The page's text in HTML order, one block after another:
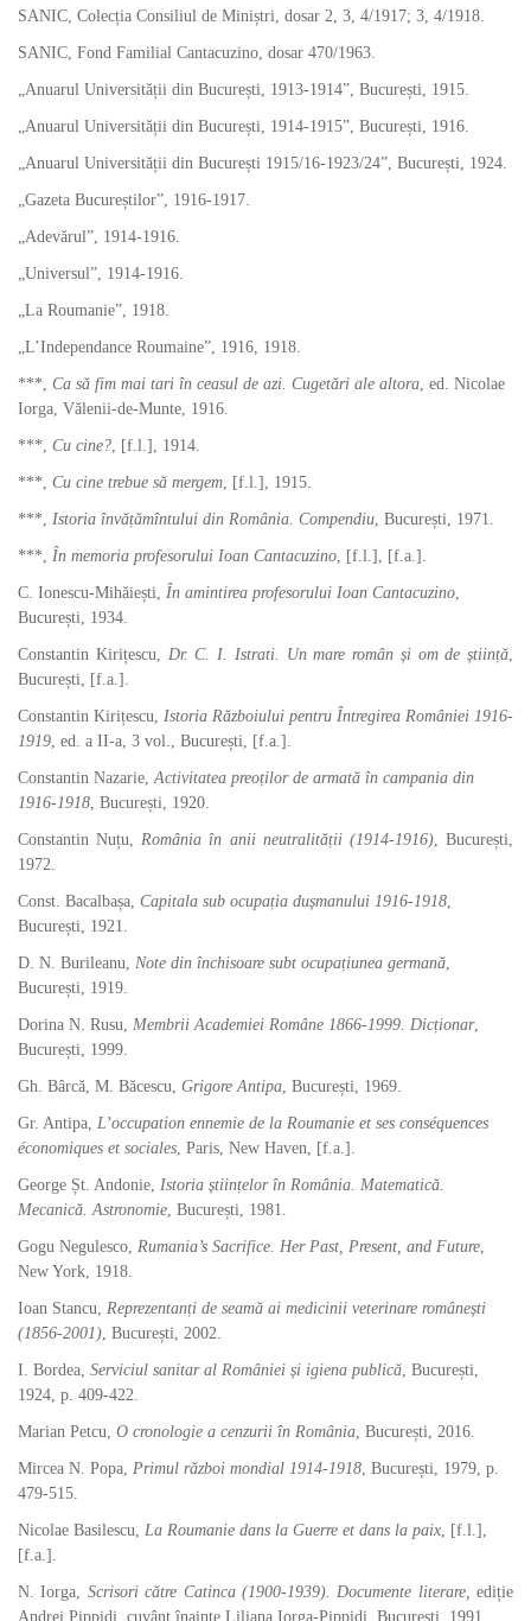
SANIC, Colecția Consiliul de Miniștri, dosar 2, 3, 4/1917; 3, 4/1918.
SANIC, Fond Familial Cantacuzino, dosar 470/1963.
„Anuarul Universității din București, 1913-1914”, București, 1915.
„Anuarul Universității din București, 1914-1915”, București, 1916.
„Anuarul Universității din București 1915/16-1923/24”, București, 1924.
„Gazeta Bucureștilor”, 1916-1917.
„Adevărul”, 1914-1916.
„Universul”, 1914-1916.
„La Roumanie”, 1918.
„L’Independance Roumaine”, 1916, 1918.
***, Ca să fim mai tari în ceasul de azi. Cugetări ale altora, ed. Nicolae
Iorga, Vălenii-de-Munte, 1916.
***, Cu cine?, [f.l.], 1914.
***, Cu cine trebue să mergem, [f.l.], 1915.
***, Istoria învățămîntului din România. Compendiu, București, 1971.
***, În memoria profesorului Ioan Cantacuzino, [f.l.], [f.a.].
C. Ionescu-Mihăiești, În amintirea profesorului Ioan Cantacuzino,
București, 1934.
Constantin Kirițescu, Dr. C. I. Istrati. Un mare român și om de știință,
București, [f.a.].
Constantin Kirițescu, Istoria Războiului pentru Întregirea României 1916-
1919, ed. a II-a, 3 vol., București, [f.a.].
Constantin Nazarie,Activitatea preoților de armată în campania din
1916-1918, București, 1920.
Constantin Nuțu,România în anii neutralității (1914-1916), București,
1972.
Const. Bacalbașa, Capitala sub ocupația dușmanului 1916-1918,
București, 1921.
D. N. Burileanu, Note din închisoare subt ocupațiunea germană,
București, 1919.
Dorina N. Rusu, Membrii Academiei Române 1866-1999. Dicționar,
București, 1999.
Gh. Bârcă, M. Băcescu, Grigore Antipa, București, 1969.
Gr. Antipa, L’occupation ennemie de la Roumanie et ses conséquences
économiques et sociales, Paris, New Haven, [f.a.].
George Șt. Andonie, Istoria științelor în România. Matematică.
Mecanică. Astronomie, București, 1981.
Gogu Negulesco, Rumania’s Sacrifice. Her Past, Present, and Future,
New York, 1918.
Ioan Stancu, Reprezentanți de seamă ai medicinii veterinare românești
(1856-2001), București, 2002.
I. Bordea, Serviciul sanitar al României și igiena publică, București,
1924, p. 409-422.
Marian Petcu, O cronologie a cenzurii în România, București, 2016.
Mircea N. Popa, Primul război mondial 1914-1918, București, 1979, p.
479-515.
Nicolae Basilescu, La Roumanie dans la Guerre et dans la paix, [f.l.],
[f.a.].
N. Iorga, Scrisori către Catinca (1900-1939). Documente literare, ediție
Andrei Pippidi, cuvânt înainte Liliana Iorga-Pippidi, București, 1991.